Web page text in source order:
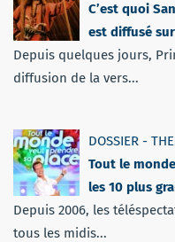
C’est quoi
est diffusé
Depuis quelques jours,
diffusion de la vers...
DOSSIER -
Tout le
les 10 plus
Depuis 2006, les
tous les midis...